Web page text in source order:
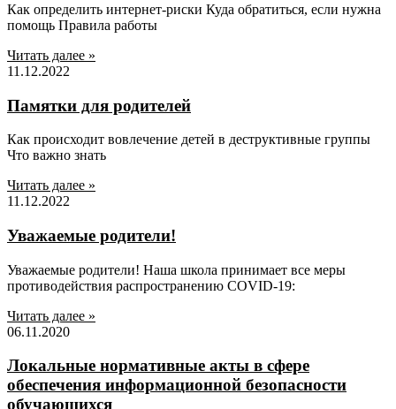
Как определить интернет-риски Куда обратиться, если нужна
помощь Правила работы
Читать далее »
11.12.2022
Памятки для родителей
Как происходит вовлечение детей в деструктивные группы
Что важно знать
Читать далее »
11.12.2022
Уважаемые родители!
Уважаемые родители! Наша школа принимает все меры
противодействия распространению COVID-19:
Читать далее »
06.11.2020
Локальные нормативные акты в сфере
обеспечения информационной безопасности
обучающихся